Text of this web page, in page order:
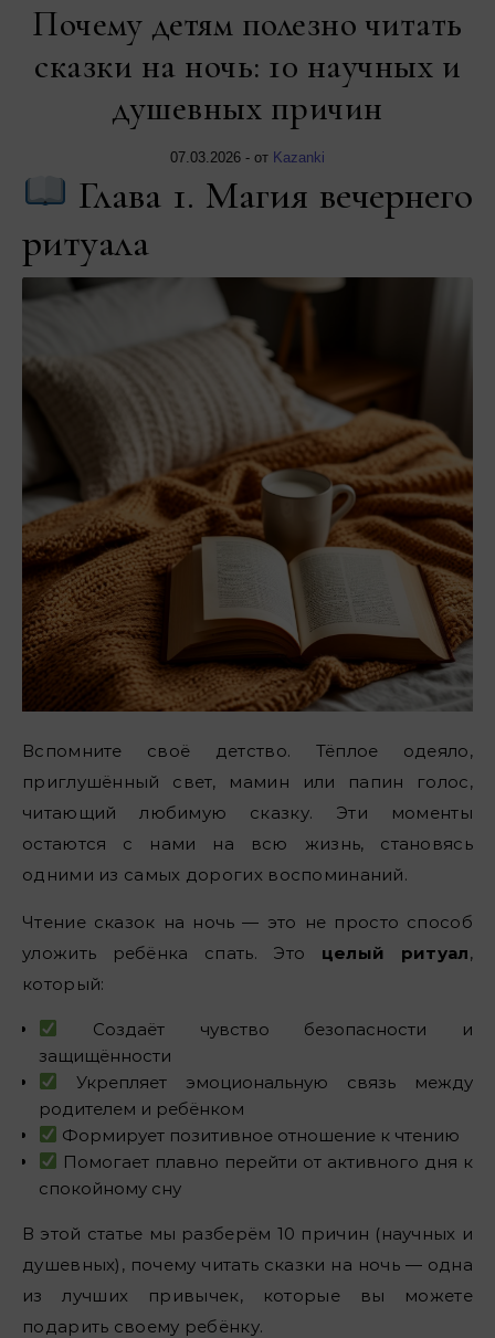
Почему детям полезно читать
сказки на ночь: 10 научных и
душевных причин
07.03.2026 - от Kazanki
Глава 1. Магия вечернего
ритуала
Вспомните своё детство. Тёплое одеяло,
приглушённый свет, мамин или папин голос,
читающий любимую сказку. Эти моменты
остаются с нами на всю жизнь, становясь
одними из самых дорогих воспоминаний.
Чтение сказок на ночь — это не просто способ
уложить ребёнка спать. Это целый ритуал,
который:
Создаёт чувство безопасности и
защищённости
Укрепляет эмоциональную связь между
родителем и ребёнком
Формирует позитивное отношение к чтению
Помогает плавно перейти от активного дня к
спокойному сну
В этой статье мы разберём 10 причин (научных и
душевных), почему читать сказки на ночь — одна
из лучших привычек, которые вы можете
подарить своему ребёнку.